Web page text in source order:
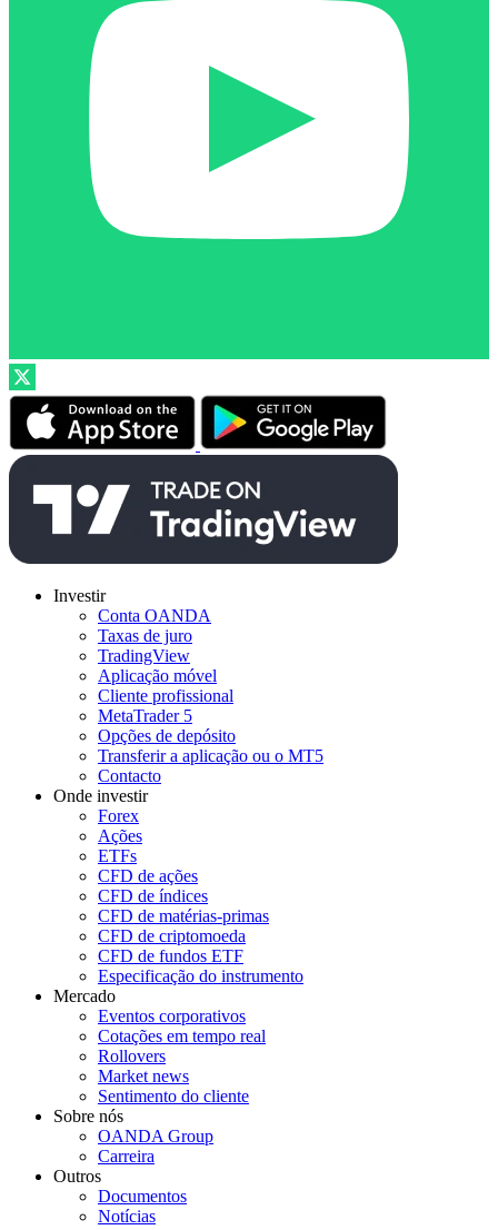
Investir
Conta OANDA
Taxas de juro
TradingView
Aplicação móvel
Cliente profissional
MetaTrader 5
Opções de depósito
Transferir a aplicação ou o MT5
Contacto
Onde investir
Forex
Ações
ETFs
CFD de ações
CFD de índices
CFD de matérias-primas
CFD de criptomoeda
CFD de fundos ETF
Especificação do instrumento
Mercado
Eventos corporativos
Cotações em tempo real
Rollovers
Market news
Sentimento do cliente
Sobre nós
OANDA Group
Carreira
Outros
Documentos
Notícias